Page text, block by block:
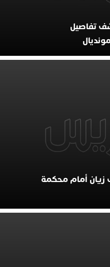
تفاصيل
زيان أمام محكمة